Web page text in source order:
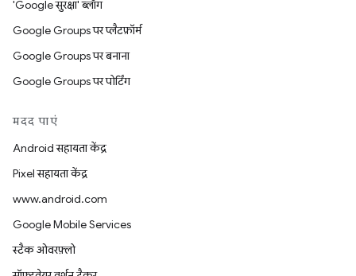
'Google सुरक्षा' ब्लॉग
Google Groups पर प्लैटफ़ॉर्म
Google Groups पर बनाना
Google Groups पर पोर्टिंग
मदद पाएं
Android सहायता केंद्र
Pixel सहायता केंद्र
www.android.com
Google Mobile Services
स्टैक ओवरफ़्लो